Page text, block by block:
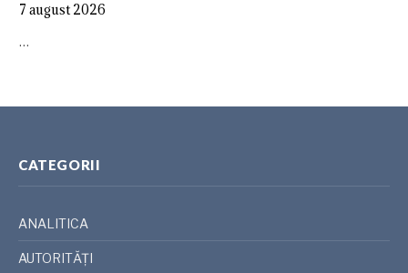
7 august 2026
…
CATEGORII
ANALITICA
AUTORITĂȚI